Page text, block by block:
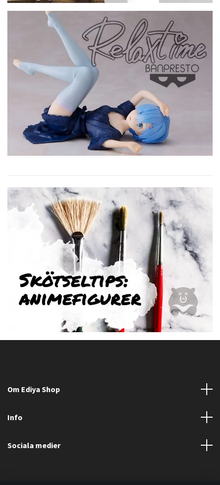
Om Ediya Shop
Info
Sociala medier